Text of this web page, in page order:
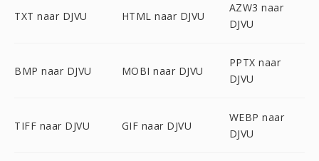
TXT naar DJVU HTML naar DJVU
AZW3 naar
DJVU
BMP naar DJVU MOBI naar DJVU
PPTX naar
DJVU
TIFF naar DJVU GIF naar DJVU
WEBP naar
DJVU